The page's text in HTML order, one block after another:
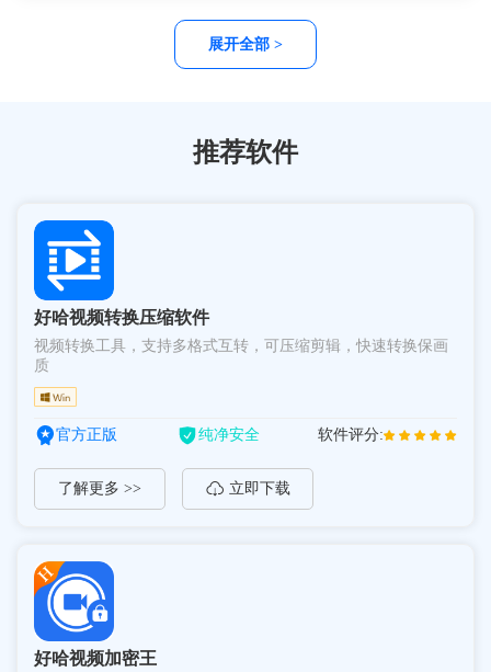
在很多软件都已经不在支持windows xp,甚至在xp 系统上根本
就运行不起来，那么如果在windows xp 数据丢失了，有没办
展开全部 >
推荐软件
好哈视频转换压缩软件
视频转换工具，支持多格式互转，可压缩剪辑，快速转换保画
质
官方正版 纯净安全 软件评分:
了解更多 >> 立即下载
好哈视频加密王